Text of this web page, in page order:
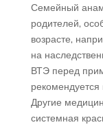
Семейный
родителей,
возрасте,
на
ВТЭ перед
рекомендуется
Другие
системная